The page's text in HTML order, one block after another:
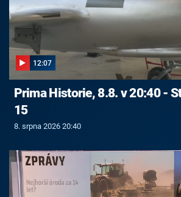
12:07
Prima Historie, 8.8. v 20:40 -
15
8. srpna 2026 20:40